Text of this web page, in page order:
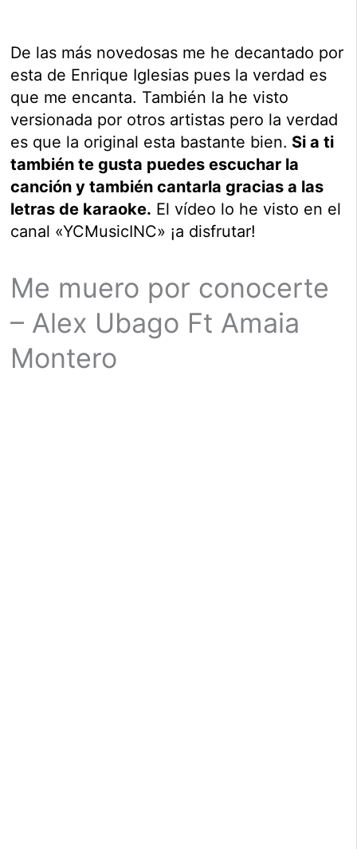
De las más novedosas me he decantado por
esta de Enrique Iglesias pues la verdad es
que me encanta. También la he visto
versionada por otros artistas pero la verdad
es que la original esta bastante bien. Si a ti
también te gusta puedes escuchar la
canción y también cantarla gracias a las
letras de karaoke. El vídeo lo he visto en el
canal «YCMusicINC» ¡a disfrutar!
Me muero por conocerte
– Alex Ubago Ft Amaia
Montero